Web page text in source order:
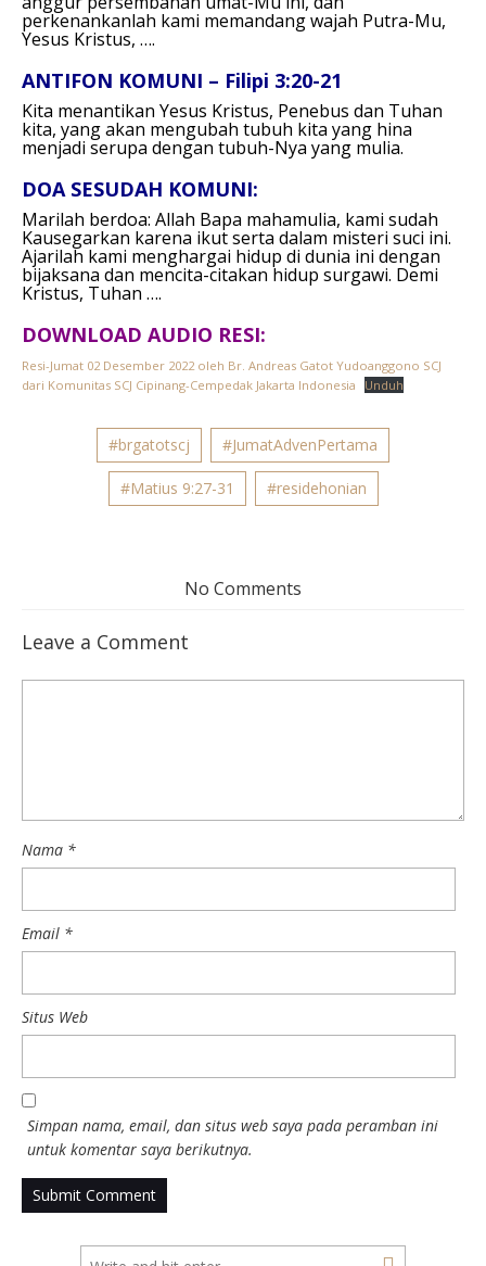
perkenankanlah kami memandang wajah Putra-Mu,
Yesus Kristus, ….
ANTIFON KOMUNI – Filipi 3:20-21
Kita menantikan Yesus Kristus, Penebus dan Tuhan
kita, yang akan mengubah tubuh kita yang hina
menjadi serupa dengan tubuh-Nya yang mulia.
DOA SESUDAH KOMUNI:
Marilah berdoa: Allah Bapa mahamulia, kami sudah
Kausegarkan karena ikut serta dalam misteri suci ini.
Ajarilah kami menghargai hidup di dunia ini dengan
bijaksana dan mencita-citakan hidup surgawi. Demi
Kristus, Tuhan ….
DOWNLOAD AUDIO RESI:
Resi-Jumat 02 Desember 2022 oleh Br. Andreas Gatot Yudoanggono SCJ
dari Komunitas SCJ Cipinang-Cempedak Jakarta Indonesia
Unduh
#brgatotscj #JumatAdvenPertama
#Matius 9:27-31 #residehonian
No Comments
Leave a Comment
Nama *
Email *
Situs Web
Simpan nama, email, dan situs web saya pada peramban ini
untuk komentar saya berikutnya.